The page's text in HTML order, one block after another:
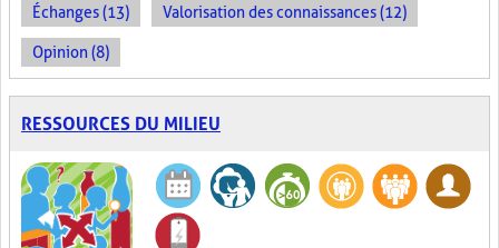
Échanges (13) Valorisation des connaissances (12)
Opinion (8)
RESSOURCES DU MILIEU